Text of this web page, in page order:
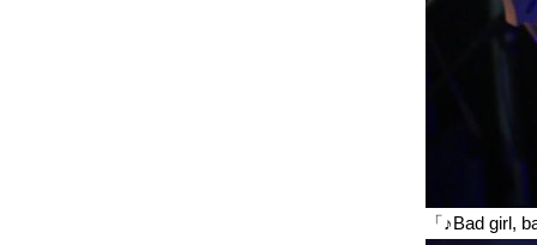
「♪Bad girl,